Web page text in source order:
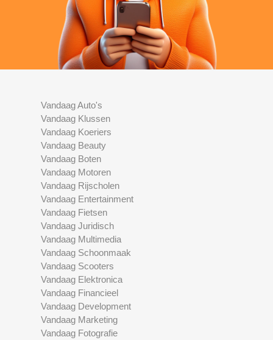
Vandaag Auto's
Vandaag Klussen
Vandaag Koeriers
Vandaag Beauty
Vandaag Boten
Vandaag Motoren
Vandaag Rijscholen
Vandaag Entertainment
Vandaag Fietsen
Vandaag Juridisch
Vandaag Multimedia
Vandaag Schoonmaak
Vandaag Scooters
Vandaag Elektronica
Vandaag Financieel
Vandaag Development
Vandaag Marketing
Vandaag Fotografie